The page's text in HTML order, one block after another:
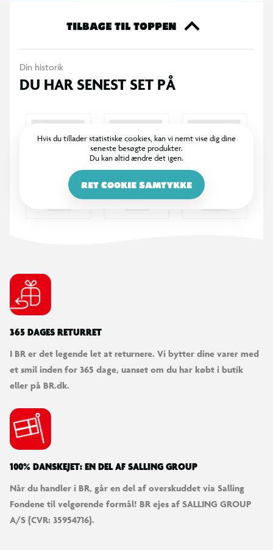
sur, glad, trist, bange.TILBAGE TIL TOPPEN
Din historik
DU HAR SENEST SET PÅ
Hvis du tillader statistiske cookies, kan vi nemt vise dig dine
seneste besøgte produkter.
Du kan altid ændre det igen.
RET COOKIE SAMTYKKE
365 DAGES RETURRET
I BR er det legende let at returnere. Vi bytter dine varer med
et smil inden for 365 dage, uanset om du har købt i butik
eller på BR.dk.
100% DANSKEJET: EN DEL AF SALLING GROUP
Når du handler i BR, går en del af overskuddet via Salling
Fondene til velgørende formål! BR ejes af SALLING GROUP
A/S (CVR: 35954716).